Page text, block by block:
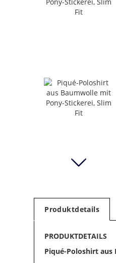
Produktdetails
PRODUKTDETAILS
Piqué-Poloshirt